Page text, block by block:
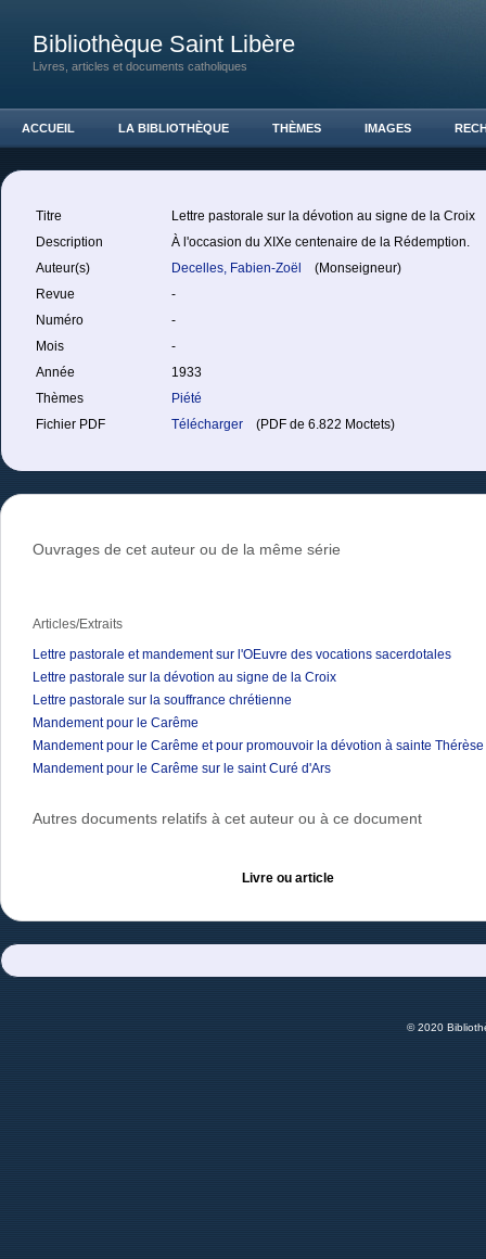
Bibliothèque Saint Libère
Livres, articles et documents catholiques
ACCUEIL LA BIBLIOTHÈQUE THÈMES IMAGES
Titre
Lettre pastorale sur la dévotion au signe de la Croix
Description
À l'occasion du XIXe centenaire de la Rédemption.
Auteur(s)
Decelles, Fabien-Zoël
(Monseigneur)
Revue
-
Numéro
-
Mois
-
Année
1933
Thèmes
Piété
Fichier PDF
Télécharger (PDF de 6.822 Moctets)
Ouvrages de cet auteur ou de la même série
Articles/Extraits
Lettre pastorale et mandement sur l'OEuvre des vocations sacerdotales
Lettre pastorale sur la dévotion au signe de la Croix
Lettre pastorale sur la souffrance chrétienne
Mandement pour le Carême
Mandement pour le Carême et pour promouvoir la dévotion à sainte
Mandement pour le Carême sur le saint Curé d'Ars
Autres documents relatifs à cet auteur ou à ce document
Livre ou article
© 2020